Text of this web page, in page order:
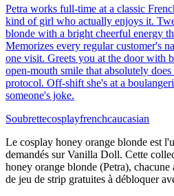
Petra works full-time at a classic
kind of girl who actually enjoys it.
blonde with a bright cheerful energy
Memorizes every regular customer's
one visit. Greets you at the door with
open-mouth smile that absolutely
protocol. Off-shift she's at a
someone's joke.
Soubrettecosplayfrenchcaucasian
Le cosplay honey orange blonde est
demandés sur Vanilla Doll. Cette
honey orange blonde (Petra),
de jeu de strip gratuites à débloquer